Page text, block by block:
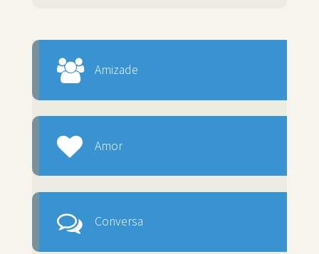
Amizade
Amor
Conversa